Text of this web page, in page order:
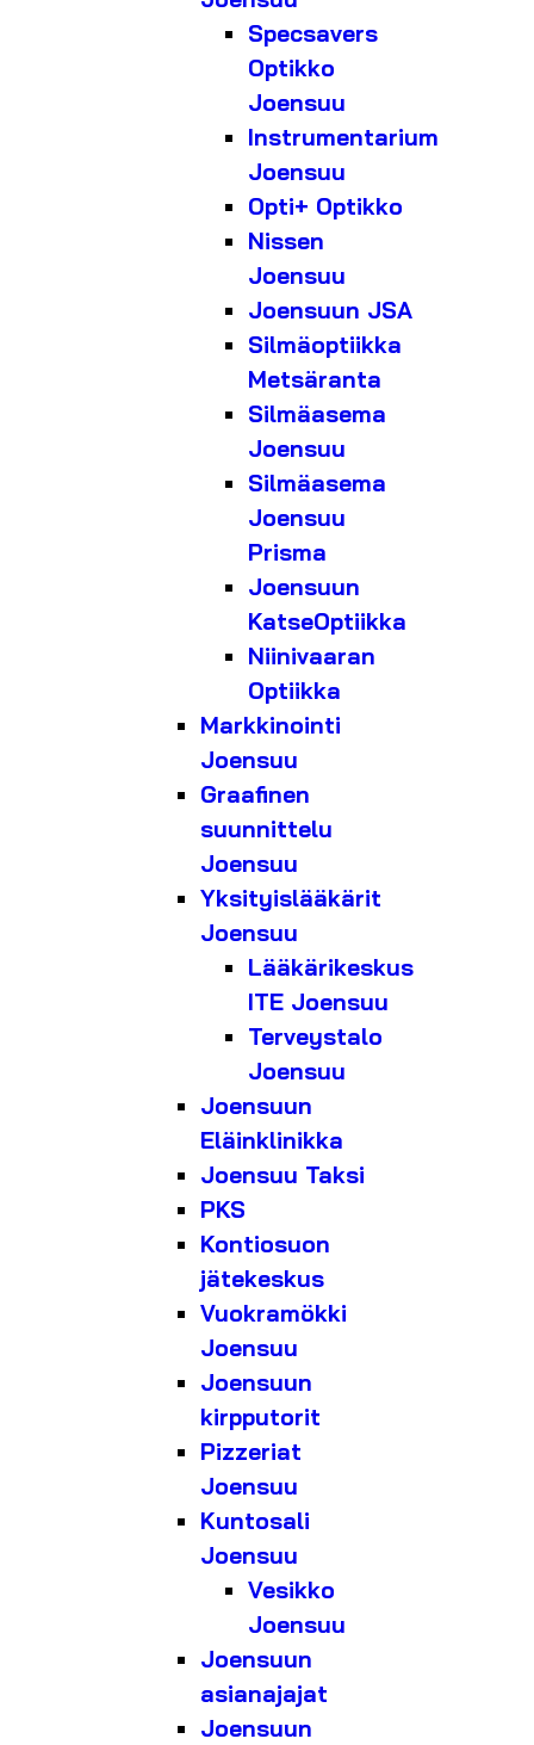
Specsavers
Optikko
Joensuu
Instrumentarium
Joensuu
Opti+ Optikko
Nissen
Joensuu
Joensuun JSA
Silmäoptiikka
Metsäranta
Silmäasema
Joensuu
Silmäasema
Joensuu
Prisma
Joensuun
KatseOptiikka
Niinivaaran
Optiikka
Markkinointi
Joensuu
Graafinen
suunnittelu
Joensuu
Yksityislääkärit
Joensuu
Lääkärikeskus
ITE Joensuu
Terveystalo
Joensuu
Joensuun
Eläinklinikka
Joensuu Taksi
PKS
Kontiosuon
jätekeskus
Vuokramökki
Joensuu
Joensuun
kirpputorit
Pizzeriat
Joensuu
Kuntosali
Joensuu
Vesikko
Joensuu
Joensuun
asianajajat
Joensuun